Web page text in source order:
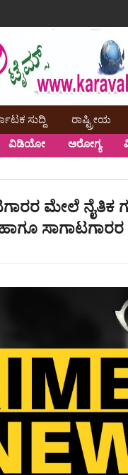
ಸುದ್ದಿ ರಾಷ್ಟ್ರೀಯ
ವಿಡಿಯೋ ಅರೋಗ್ಯ
ಮೇಲೆ ನೈತಿಕ